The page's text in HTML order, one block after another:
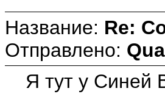
Название: Re:
Отправлено:
Я тут у Синей